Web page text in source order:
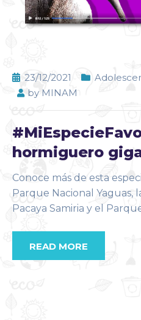
23/12/2021
by MINAM
hormiguero
Conoce más de esta
Parque Nacional Yaguas,
Pacaya Samiria y el
READ MORE